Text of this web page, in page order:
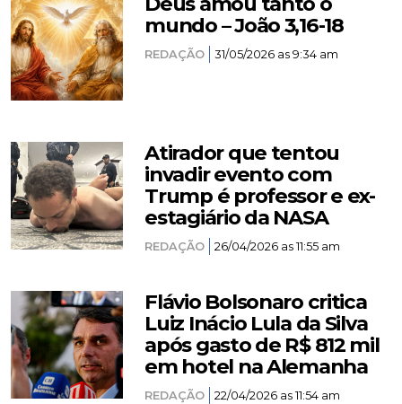
mundo – João 3,16-18
REDAÇÃO 31/05/2026 as 9:34 am
Atirador que tentou
invadir evento com
Trump é professor e ex-
estagiário da NASA
REDAÇÃO 26/04/2026 as 11:55 am
Flávio Bolsonaro critica
Luiz Inácio Lula da Silva
após gasto de R$ 812 mil
em hotel na Alemanha
REDAÇÃO 22/04/2026 as 11:54 am